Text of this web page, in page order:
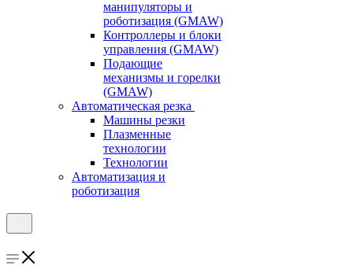
манипуляторы и
роботизация (GMAW)
Контроллеры и блоки
управления (GMAW)
Подающие
механизмы и горелки
(GMAW)
Автоматическая резка
Машины резки
Плазменные
технологии
Технологии
Автоматизация и
роботизация